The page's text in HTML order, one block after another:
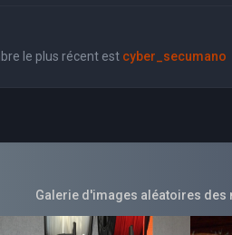
le plus récent est cyber_secumano
Galerie d'images aléatoires des